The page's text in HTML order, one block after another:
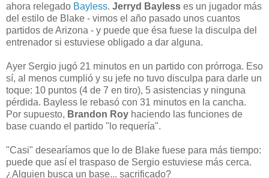
ahora relegado Bayless. Jerryd Bayless es un jugador más
del estilo de Blake - vimos el año pasado unos cuantos
partidos de Arizona - y puede que ésa fuese la disculpa del
entrenador si estuviese obligado a dar alguna.
Ayer Sergio jugó 21 minutos en un partido con prórroga. Eso
sí, al menos cumplió y su jefe no tuvo disculpa para darle un
toque: 10 puntos (4 de 7 en tiro), 5 asistencias y ninguna
pérdida. Bayless le rebasó con 31 minutos en la cancha.
Por supuesto, Brandon Roy haciendo las funciones de
base cuando el partido "lo requería".
"Casi" desearíamos que lo de Blake fuese para más tiempo:
puede que así el traspaso de Sergio estuviese más cerca.
¿Alguien busca un base... sacrificado?